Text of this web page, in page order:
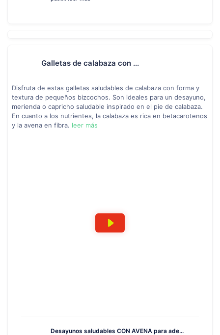
Galletas de calabaza con ...
Disfruta de estas galletas saludables de calabaza con forma y
textura de pequeños bizcochos. Son ideales para un desayuno,
merienda o capricho saludable inspirado en el pie de calabaza.
En cuanto a los nutrientes, la calabaza es rica en betacarotenos
y la avena en fibra. leer más
Desayunos saludables CON AVENA para ade...